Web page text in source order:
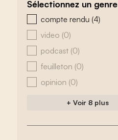
Sélectionnez un genre
zoeken - genre
compte rendu (4)
video (0)
podcast (0)
feuilleton (0)
opinion (0)
+ Voir 8 plus